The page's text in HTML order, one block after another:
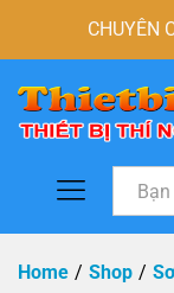
CHUYÊN
Home / Shop /